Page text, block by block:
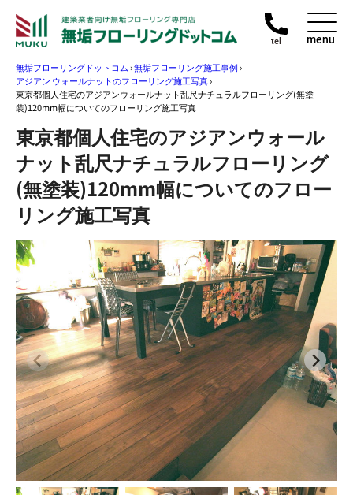
tel menu
無垢フローリングドットコム›無垢フローリング施工事例›
アジアン ウォールナットのフローリング施工写真›
東京都個人住宅のアジアンウォールナット乱尺ナチュラルフローリング(無塗
装)120mm幅についてのフローリング施工写真
東京都個人住宅のアジアンウォール
ナット乱尺ナチュラルフローリング
(無塗装)120mm幅についてのフロー
リング施工写真